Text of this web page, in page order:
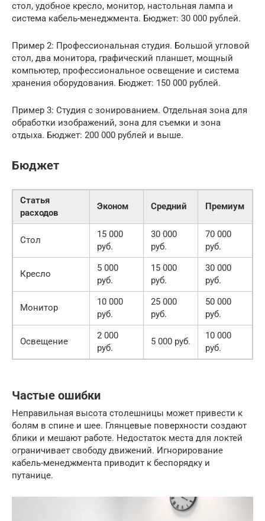
стол, удобное кресло, монитор, настольная лампа и
система кабель-менеджмента. Бюджет: 30 000 рублей.
Пример 2: Профессиональная студия. Большой угловой
стол, два монитора, графический планшет, мощный
компьютер, профессиональное освещение и система
хранения оборудования. Бюджет: 150 000 рублей.
Пример 3: Студия с зонированием. Отдельная зона для
обработки изображений, зона для съемки и зона
отдыха. Бюджет: 200 000 рублей и выше.
Бюджет
Статья
расходов
Эконом Средний Премиум
Стол
15 000
руб.
30 000
руб.
70 000
руб.
Кресло
5 000
руб.
15 000
руб.
30 000
руб.
Монитор
10 000
руб.
25 000
руб.
50 000
руб.
Освещение
2 000
руб.
5 000 руб.
10 000
руб.
Частые ошибки
Неправильная высота столешницы может привести к
болям в спине и шее. Глянцевые поверхности создают
блики и мешают работе. Недостаток места для локтей
ограничивает свободу движений. Игнорирование
кабель-менеджмента приводит к беспорядку и
путанице.